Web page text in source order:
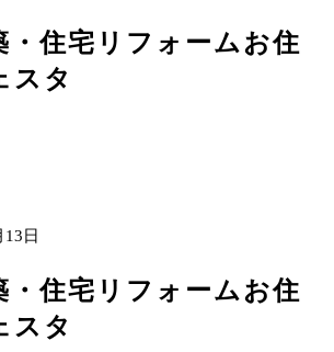
・住宅リフォームお住
スタ
13日
・住宅リフォームお住
スタ